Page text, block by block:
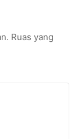
Ruas yang